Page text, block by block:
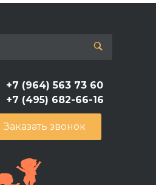
+7 (964) 563 73 60
+7 (495) 682-66-16
Заказать звонок